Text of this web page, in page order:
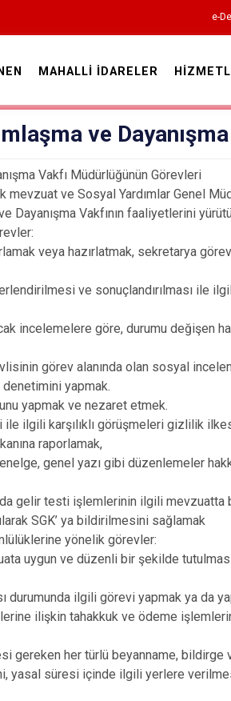
e-
Eğirdir
Gelendost
Keçiborlu
Şarkikaraağaç
MAHALLİ İDARELER
ve
Vakfı Müdürlüğünün Görevleri
mevzuat ve Sosyal Yardımlar Genel
Dayanışma Vakfının faaliyetlerini
veya hazırlatmak, sekretarya
ve sonuçlandırılması ile
incelemelere göre, durumu değişen
görev alanında olan sosyal
yapmak.
yapmak ve nezaret etmek.
ilgili karşılıklı görüşmeleri gizlilik
raporlamak,
genel yazı gibi düzenlemeler
gelir testi işlemlerinin ilgili
SGK’ ya bildirilmesini sağlamak
yönelik görevler:
uygun ve düzenli bir şekilde
durumunda ilgili görevi yapmak ya da
ilişkin tahakkuk ve ödeme
gereken her türlü beyanname, bildirge
yasal süresi içinde ilgili yerlere